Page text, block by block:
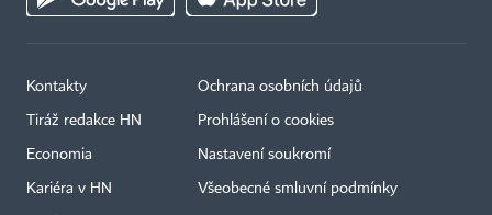
Kontakty
Tiráž redakce HN
Economia
Kariéra v HN
Ochrana osobních údajů
Prohlášení o cookies
Nastavení soukromí
Všeobecné smluvní podmínky